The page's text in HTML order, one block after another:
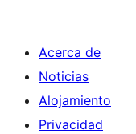
Acerca de
Noticias
Alojamiento
Privacidad